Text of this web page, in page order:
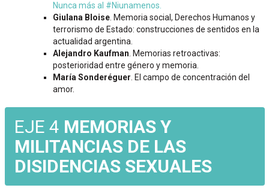
Nunca más al #Niunamenos.
Giulana Bloise. Memoria social, Derechos Humanos y
terrorismo de Estado: construcciones de sentidos en la
actualidad argentina.
Alejandro Kaufman. Memorias retroactivas:
posterioridad entre género y memoria.
María Sonderéguer. El campo de concentración del
amor.
EJE 4 MEMORIAS Y
MILITANCIAS DE LAS
DISIDENCIAS SEXUALES